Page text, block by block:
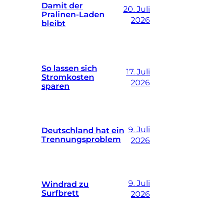
Damit der
Pralinen-Laden
bleibt
20. Juli
2026
So lassen sich
Stromkosten
sparen
17. Juli
2026
Deutschland hat ein
Trennungsproblem
9. Juli
2026
Windrad zu
Surfbrett
9. Juli
2026